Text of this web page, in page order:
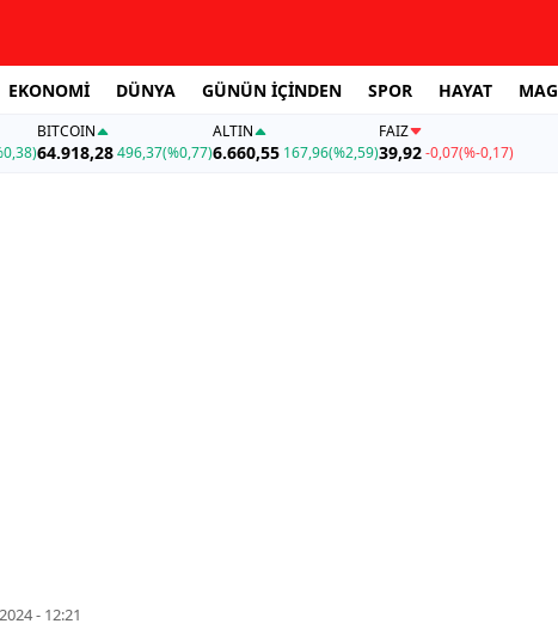
EKONOMİ DÜNYA GÜNÜN İÇİNDEN SPOR HAYAT
BITCOIN
64.918,28496,37(%0,77)
ALTIN
6.660,55 167,96(%2,59)
FAİZ
39,92-0,07(%-0,17)
- 12:21